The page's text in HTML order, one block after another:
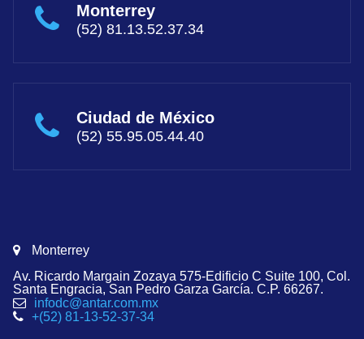
Monterrey
(52) 81.13.52.37.34
Ciudad de México
(52) 55.95.05.44.40
Monterrey
Av. Ricardo Margain Zozaya 575-Edificio C Suite 100, Col.
Santa Engracia, San Pedro Garza García. C.P. 66267.
infodc@antar.com.mx
+(52) 81-13-52-37-34